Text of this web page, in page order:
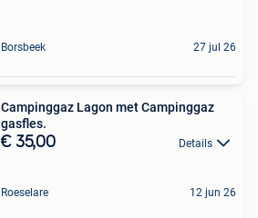
Borsbeek 27 jul 26
Campinggaz Lagon met Campinggaz
gasfles.
€ 35,00 Details
Roeselare 12 jun 26